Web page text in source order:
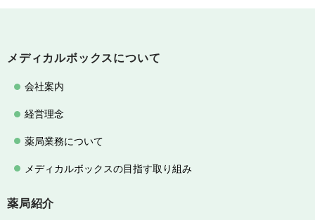
メディカルボックスについて
会社案内
経営理念
薬局業務について
メディカルボックスの目指す取り組み
薬局紹介